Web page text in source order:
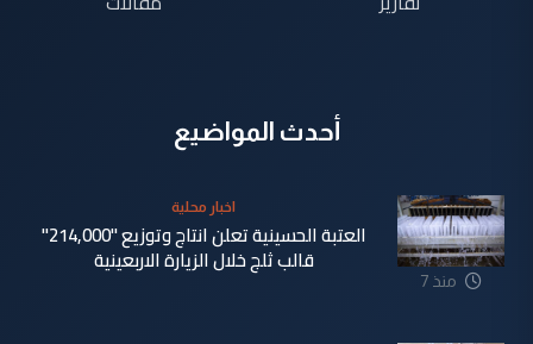
أحدث المواضيع
منذ 7
اخبار محلية
العتبة الحسينية تعلن انتاج وتوزيع "214,000"
قالب ثلج خلال الزيارة الاربعينية